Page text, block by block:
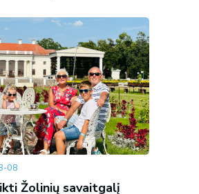
08
Žolinių savaitgalį